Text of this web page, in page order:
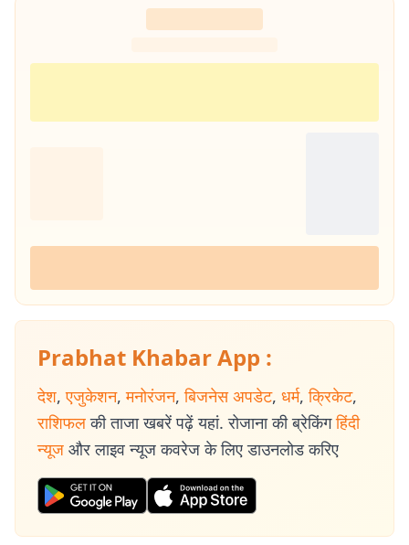
Prabhat Khabar App :
देश, एजुकेशन, मनोरंजन, बिजनेस अपडेट, धर्म, क्रिकेट,
राशिफल की ताजा खबरें पढ़ें यहां. रोजाना की ब्रेकिंग हिंदी
न्यूज और लाइव न्यूज कवरेज के लिए डाउनलोड करिए